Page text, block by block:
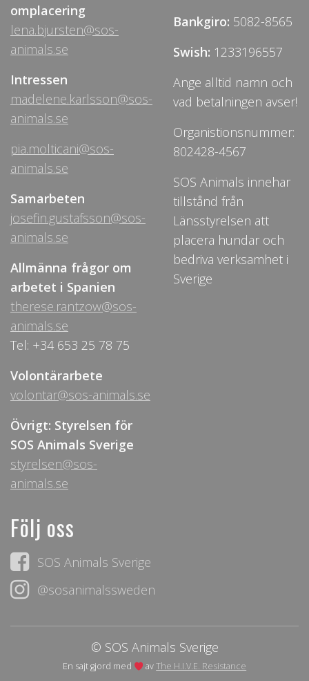
omplacering
lena.bjursten@sos-
animals.se
Intressen
madelene.karlsson@sos-
animals.se
pia.molticani@sos-
animals.se
Samarbeten
josefin.gustafsson@sos-
animals.se
Allmänna frågor om
arbetet i Spanien
therese.rantzow@sos-
animals.se
Tel: +34 653 25 78 75
Volontärarbete
volontar@sos-animals.se
Övrigt: Styrelsen för
SOS Animals Sverige
styrelsen@sos-
animals.se
Bankgiro: 5082-8565
Swish: 1233196557
Ange alltid namn och
vad betalningen avser!
Organistionsnummer:
802428-4567
SOS Animals innehar
tillstånd från
Länsstyrelsen att
placera hundar och
bedriva verksamhet i
Sverige
Följ oss
SOS Animals Sverige
@sosanimalssweden
© SOS Animals Sverige
En sajt gjord med avThe H.I.V.E. Resistance